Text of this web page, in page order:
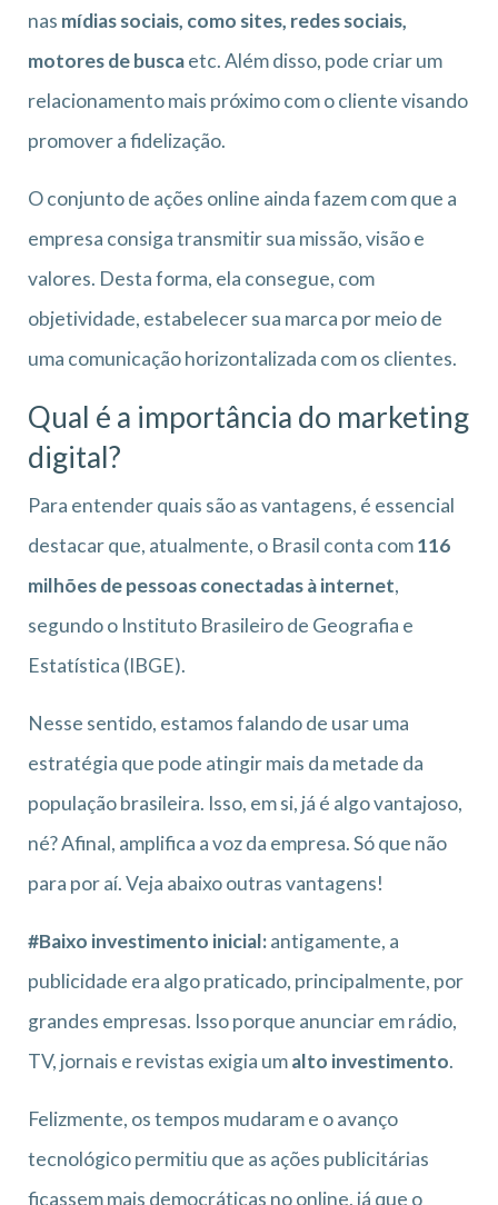
nas mídias sociais, como sites, redes sociais,
motores de buscaetc. Além disso, pode criar um
relacionamento mais próximo com o cliente visando
promover a fidelização.
O conjunto de ações online ainda fazem com que a
empresa consiga transmitir sua missão, visão e
valores. Desta forma, ela consegue, com
objetividade, estabelecer sua marca por meio de
uma comunicação horizontalizada com os clientes.
Qual é a importância do marketing
digital?
Para entender quais são as vantagens, é essencial
destacar que, atualmente, o Brasil conta com116
milhões de pessoas conectadas à internet,
segundo o Instituto Brasileiro de Geografia e
Estatística (IBGE).
Nesse sentido, estamos falando de usar uma
estratégia que pode atingir mais da metade da
população brasileira. Isso, em si, já é algo vantajoso,
né? Afinal, amplifica a voz da empresa. Só que não
para por aí. Veja abaixo outras vantagens!
#Baixo investimento inicial:antigamente, a
publicidade era algo praticado, principalmente, por
grandes empresas. Isso porque anunciar em rádio,
TV, jornais e revistas exigia umalto investimento.
Felizmente, os tempos mudaram e o avanço
tecnológico permitiu que as ações publicitárias
ficassem mais democráticas no online, já que o